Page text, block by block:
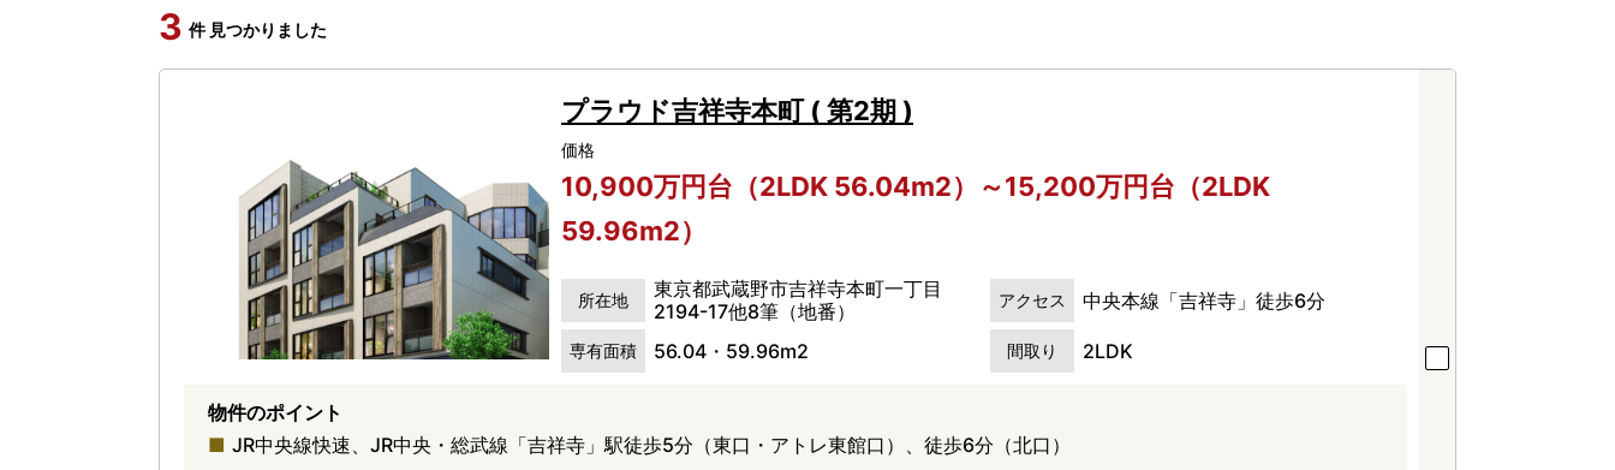
3 件 見つかりました
プラウド吉祥寺本町 ( 第2期 )
価格
10,900万円台（2LDK 56.04m2）～15,200万円台（2LDK
59.96m2）
所在地
東京都武蔵野市吉祥寺本町一丁目
2194-17他8筆（地番）
アクセス 中央本線「吉祥寺」徒歩6分
専有面積 56.04・59.96m2 間取り 2LDK
物件のポイント
JR中央線快速、JR中央・総武線「吉祥寺」駅徒歩5分（東口・アトレ東館口）、徒歩6分（北口）